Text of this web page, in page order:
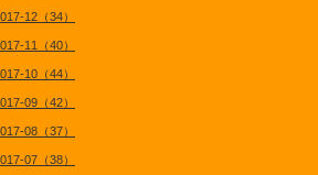
12（34）
11（40）
10（44）
09（42）
08（37）
07（38）